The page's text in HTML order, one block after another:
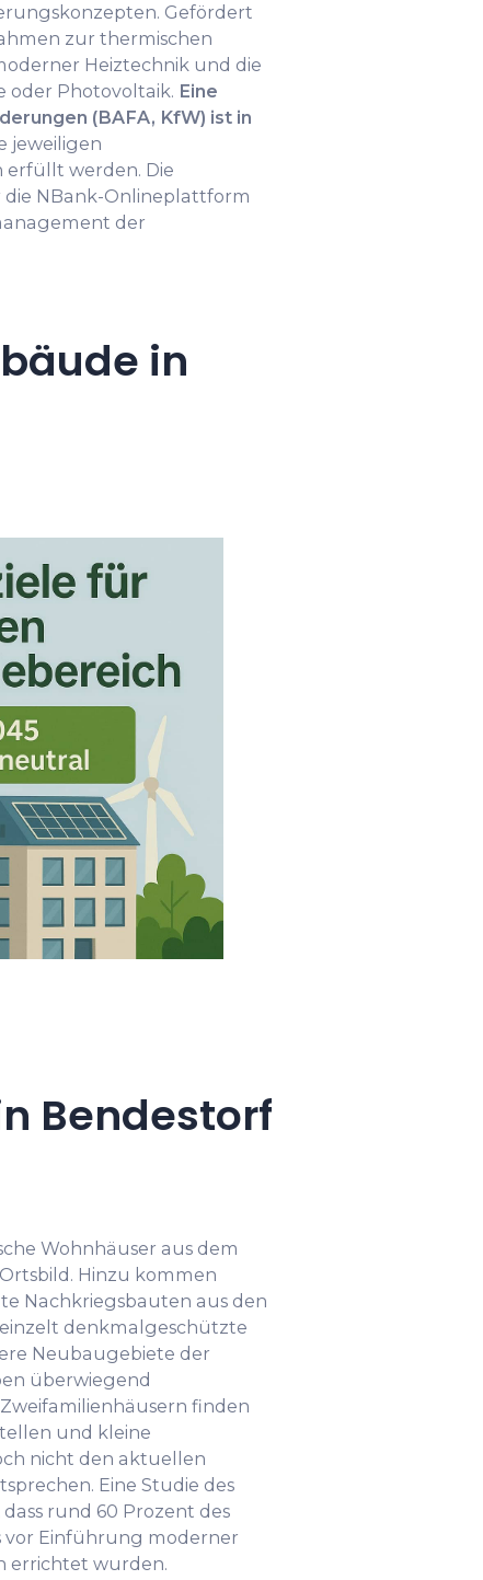
Gefördert
zur thermischen
Heiztechnik und die
oder Photovoltaik. Eine
(BAFA, KfW) ist in
jeweiligen
werden. Die
NBank-Onlineplattform
der
in
Bendestorf
Wohnhäuser aus dem
Hinzu kommen
Nachkriegsbauten aus den
denkmalgeschützte
Neubaugebiete der
überwiegend
finden
und kleine
nicht den aktuellen
Eine Studie des
rund 60 Prozent des
vor Einführung moderner
errichtet wurden.